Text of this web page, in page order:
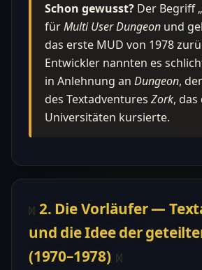
Schon gewusst? Der Begriff
fürMulti User Dungeon und
das erste MUD von 1978
Entwickler nannten es
in Anlehnung anDungeon,
des TextadventuresZork, das
Universitäten kursierte.
2. Die Vorläufer —
und die Idee der
(1970–1978)